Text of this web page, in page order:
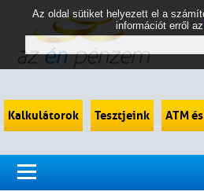
Kalkulátorok Tesztjeink ATM
Az oldal sütiket helyezett el a
információt erről az